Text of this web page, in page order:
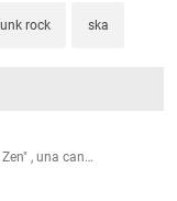
rock ska
, una can…